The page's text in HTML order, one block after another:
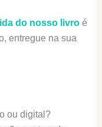
do nosso livroé
entregue na sua
ou digital?